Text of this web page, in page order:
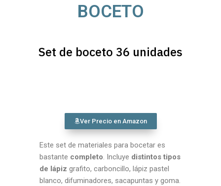
BOCETO
Set de boceto 36 unidades
Ver Precio en Amazon
Este set de materiales para bocetar es
bastante completo. Incluye distintos tipos
de lápiz grafito, carboncillo, lápiz pastel
blanco, difuminadores, sacapuntas y goma.